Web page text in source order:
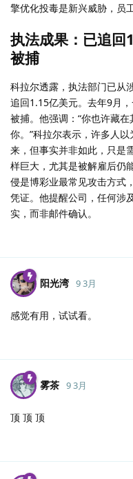
擎优化投毒是新兴威胁，员
执法成果：已追回
被捕
科拉尔透露，执法部门已从
追回1.15亿美元。去年9月
被捕。他强调：“你也许藏
你。”科拉尔表示，许多人
来，但事实并非如此，只是
样巨大，尤其是被解雇后仍
侵是博彩业最常见攻击方式
凭证。他提醒公司，任何涉
实，而非邮件确认。
阳光湾 9 3月
感觉有用，试试看。
雾茶 9 3月
顶 顶 顶